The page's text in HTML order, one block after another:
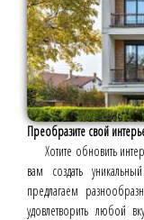
Преобразите свой
Хотите обновить
вам создать
предлагаем
удовлетворить любой